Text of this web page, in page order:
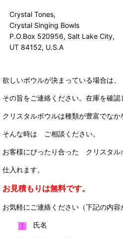
Crystal Tones,
Crystal Singing Bowls
P.O.Box 520956, Salt Lake City,
UT 84152, U.S.A
欲しいボウルが決まっている場合は、
その旨をご連絡ください。在庫を確認
クリスタルボウルは種類が豊富でなか
そんな時は ご相談ください。
お客様にぴったり合った クリスタル
仕入れます。
お見積もりは無料です。
お気軽にご連絡ください（下記の内容
氏名